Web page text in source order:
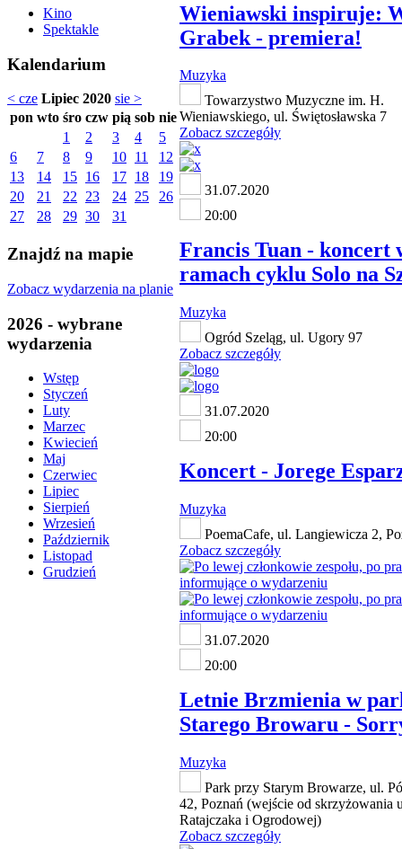
Kino
Spektakle
Kalendarium
< cze Lipiec 2020 sie >
pon wto śro czw pią sob nie
1
2 3 4
5
6
7 8 9 10 11
12
13
14 15 16 17 18
19
20
21 22 23 24 25
26
27
28 29 30 31
Znajdź na mapie
Zobacz wydarzenia na planie
2026 - wybrane
wydarzenia
Wstęp
Styczeń
Luty
Marzec
Kwiecień
Maj
Czerwiec
Lipiec
Sierpień
Wrzesień
Październik
Listopad
Grudzień
Wieniawski inspiruje:
Grabek - premiera!
Muzyka
Towarzystwo Muzyczne im. H.
Wieniawskiego, ul. Świętosławska 7
Zobacz szczegóły
31.07.2020
20:00
Francis Tuan - koncert
ramach cyklu Solo na
Muzyka
Ogród Szeląg, ul. Ugory 97
Zobacz szczegóły
31.07.2020
20:00
Koncert - Jorege
Muzyka
PoemaCafe, ul. Langiewicza 2,
Zobacz szczegóły
31.07.2020
20:00
Letnie Brzmienia w
Starego Browaru -
Muzyka
Park przy Starym Browarze, ul.
42, Poznań (wejście od skrzyżowania
Ratajczaka i Ogrodowej)
Zobacz szczegóły